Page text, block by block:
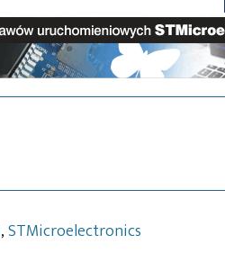
,STMicroelectronics